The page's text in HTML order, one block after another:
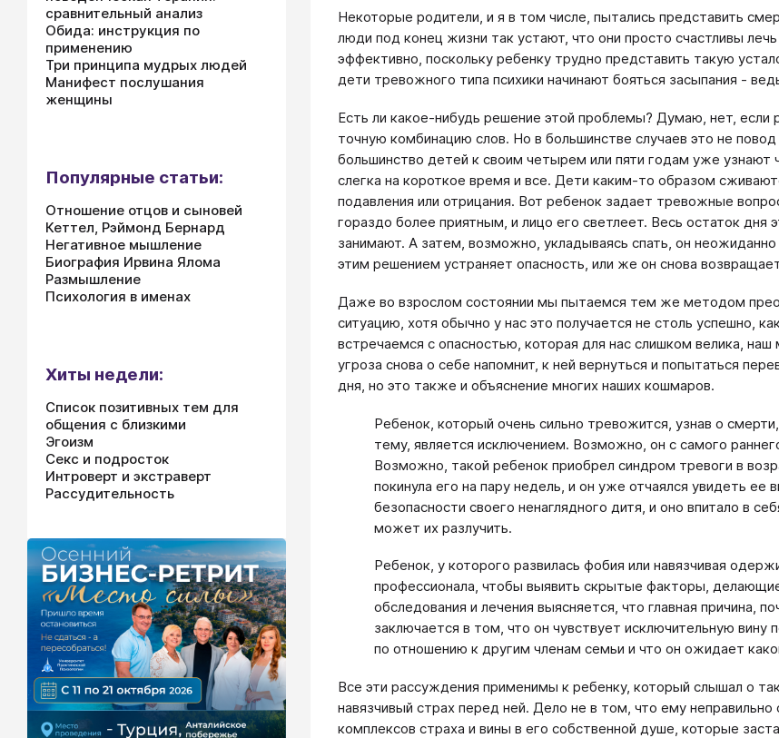
Некоторые родители, и я в том числе, пытались представить
люди под конец жизни так устают, что они просто счастливы
эффективно, поскольку ребенку трудно представить такую
дети тревожного типа психики начинают бояться засыпания -
Есть ли какое-нибудь решение этой проблемы? Думаю, нет,
точную комбинацию слов. Но в большинстве случаев это не
большинство детей к своим четырем или пяти годам уже узнают
слегка на короткое время и все. Дети каким-то образом
подавления или отрицания. Вот ребенок задает тревожные
гораздо более приятным, и лицо его светлеет. Весь остаток
занимают. А затем, возможно, укладываясь спать, он
этим решением устраняет опасность, или же он снова
Даже во взрослом состоянии мы пытаемся тем же методом
ситуацию, хотя обычно у нас это получается не столь успешно,
встречаемся с опасностью, которая для нас слишком велика,
угроза снова о себе напомнит, к ней вернуться и попытаться
дня, но это также и объяснение многих наших кошмаров.
Ребенок, который очень сильно тревожится, узнав о
тему, является исключением. Возможно, он с самого
Возможно, такой ребенок приобрел синдром тревоги в
покинула его на пару недель, и он уже отчаялся увидеть
безопасности своего ненаглядного дитя, и оно впитало в
может их разлучить.
Ребенок, у которого развилась фобия или навязчивая
профессионала, чтобы выявить скрытые факторы,
обследования и лечения выясняется, что главная причина,
заключается в том, что он чувствует исключительную
по отношению к другим членам семьи и что он ожидает
Все эти рассуждения применимы к ребенку, который слышал о
навязчивый страх перед ней. Дело не в том, что ему
комплексов страха и вины в его собственной душе, которые
сравнительный анализ
Обида: инструкция по
применению
Три принципа мудрых людей
Манифест послушания
женщины
Популярные статьи:
Отношение отцов и сыновей
Кеттел, Рэймонд Бернард
Негативное мышление
Биография Ирвина Ялома
Размышление
Психология в именах
Хиты недели:
Список позитивных тем для
общения с близкими
Эгоизм
Секс и подросток
Интроверт и экстраверт
Рассудительность